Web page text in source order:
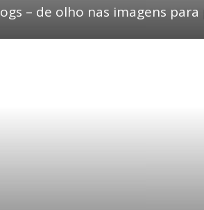
– de olho nas imagens para